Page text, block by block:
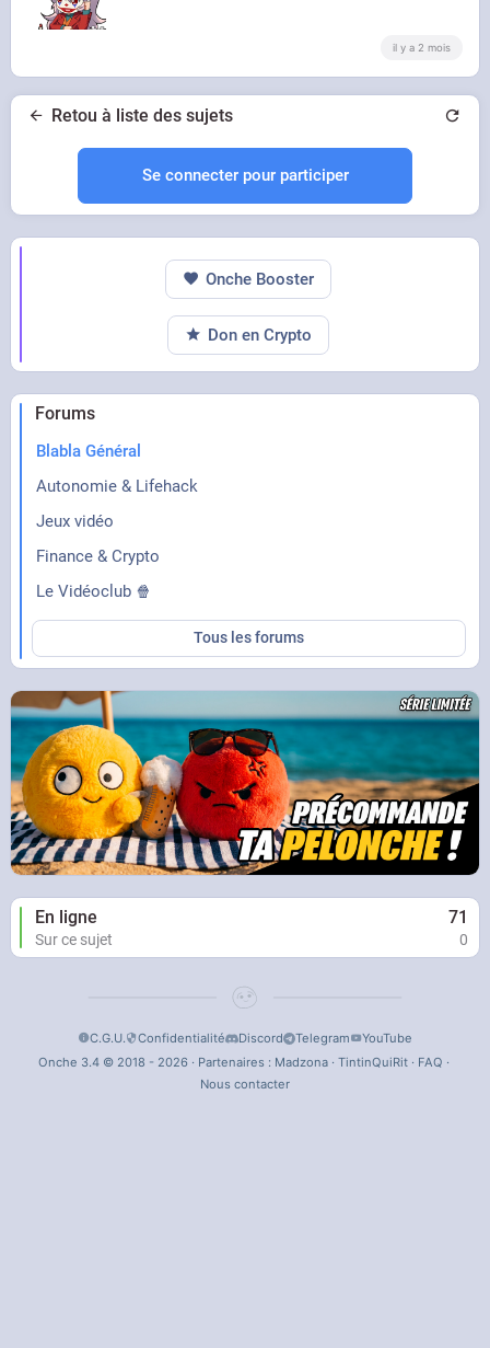
il y a 2 mois
Retou à liste des sujets
Se connecter pour participer
Forums
Blabla Général
Autonomie & Lifehack
Jeux vidéo
Finance & Crypto
Le Vidéoclub 🍿
Tous les forums
En ligne 71
Sur ce sujet 0
Onche Booster
Don en Crypto
C.G.U. Confidentialité Discord Telegram
YouTube
Onche 3.4 © 2018 - 2026 · Partenaires : Madzona· TintinQuiRit· FAQ ·
Nous contacter